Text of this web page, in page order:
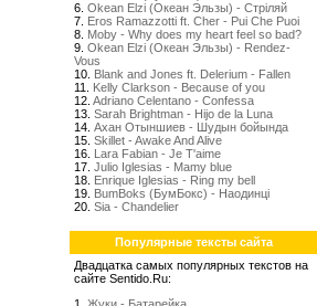
6. Okean Elzi (Океан Эльзы) - Стрiляй
7. Eros Ramazzotti ft. Cher - Pui Che Puoi
8. Moby - Why does my heart feel so bad?
9. Okean Elzi (Океан Эльзы) - Rendez-
Vous
10. Blank and Jones ft. Delerium - Fallen
11. Kelly Clarkson - Because of you
12. Adriano Celentano - Confessa
13. Sarah Brightman - Hijo de la Luna
14. Ахан Отыншиев - Шудын бойында
15. Skillet - Awake And Alive
16. Lara Fabian - Je T'aime
17. Julio Iglesias - Mamy blue
18. Enrique Iglesias - Ring my bell
19. BumBoks (БумБокс) - Наодинці
20. Sia - Chandelier
Популярные тексты сайта
Двадцатка самых популярных текстов на
сайте Sentido.Ru: